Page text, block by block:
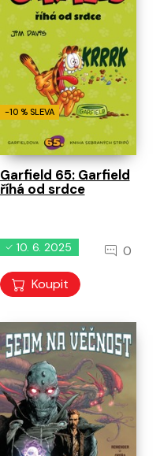
-10 % SLEVA
Garfield 65: Garfield
říhá od srdce
10. 6. 2025 0
Koupit